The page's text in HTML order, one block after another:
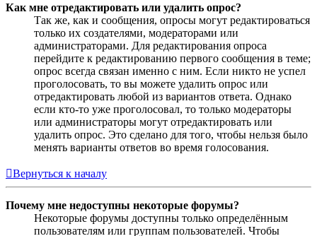
Как мне отредактировать или удалить опрос?
Так же, как и сообщения, опросы могут редактироваться
только их создателями, модераторами или
администраторами. Для редактирования опроса
перейдите к редактированию первого сообщения в теме;
опрос всегда связан именно с ним. Если никто не успел
проголосовать, то вы можете удалить опрос или
отредактировать любой из вариантов ответа. Однако
если кто-то уже проголосовал, то только модераторы
или администраторы могут отредактировать или
удалить опрос. Это сделано для того, чтобы нельзя было
менять варианты ответов во время голосования.
Вернуться к началу
Почему мне недоступны некоторые форумы?
Некоторые форумы доступны только определённым
пользователям или группам пользователей. Чтобы